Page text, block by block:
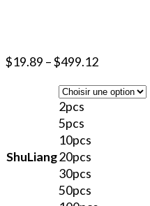
$19.89 –$499.12
ShuLiang
2pcs
5pcs
10pcs
20pcs
30pcs
50pcs